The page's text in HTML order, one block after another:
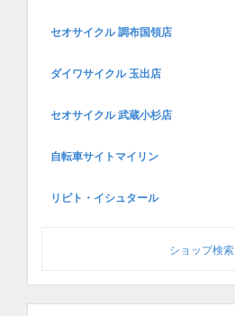
セオサイクル 調布国領店
ダイワサイクル 玉出店
セオサイクル 武蔵小杉店
自転車サイトマイリン
リピト・イシュタール
ショップ検索